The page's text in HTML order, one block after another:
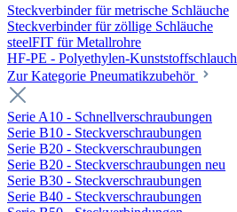
Steckverbinder für metrische Schläuche
Steckverbinder für zöllige Schläuche
steelFIT für Metallrohre
HF-PE - Polyethylen-Kunststoffschlauch
Zur Kategorie Pneumatikzubehör
Serie A10 - Schnellverschraubungen
Serie B10 - Steckverschraubungen
Serie B20 - Steckverschraubungen
Serie B20 - Steckverschraubungen neu
Serie B30 - Steckverschraubungen
Serie B40 - Steckverschraubungen